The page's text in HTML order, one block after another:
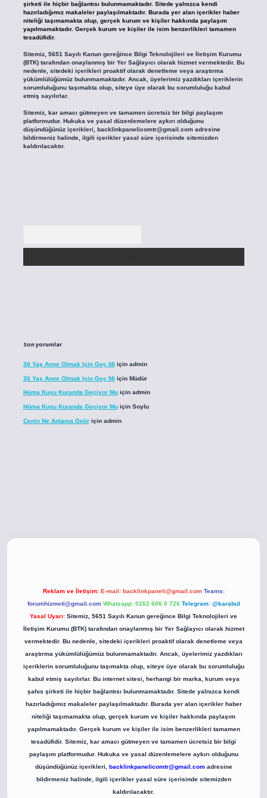
şirketi ile hiçbir bağlantısı bulunmamaktadır. Sitede yalnızca kendi
hazırladığımız makaleler paylaşılmaktadır. Burada yer alan içerikler haber
niteliği taşımamakta olup, gerçek kurum ve kişiler hakkında paylaşım
yapılmamaktadır. Gerçek kurum ve kişiler ile isim benzerlikleri tamamen
tesadüfidir.
Sitemiz, 5651 Sayılı Kanun gereğince Bilgi Teknolojileri ve İletişim Kurumu
(BTK) tarafından onaylanmış bir Yer Sağlayıcı olarak hizmet vermektedir. Bu
nedenle, sitedeki içerikleri proaktif olarak denetleme veya araştırma
yükümlülüğümüz bulunmamaktadır. Ancak, üyelerimiz yazdıkları içeriklerin
sorumluluğunu taşımakta olup, siteye üye olarak bu sorumluluğu kabul
etmiş sayılırlar.
Sitemiz, kar amacı gütmeyen ve tamamen ücretsiz bir bilgi paylaşım
platformudur. Hukuka ve yasal düzenlemelere aykırı olduğunu
düşündüğünüz içerikleri, backlinkpanelicomtr@gmail.comadresine
bildirmeniz halinde, ilgili içerikler yasal süre içerisinde sitemizden
kaldırılacaktır.
Son yorumlar
36 Yaş Anne Olmak Için Geç Mi için admin
36 Yaş Anne Olmak Için Geç Mi için Müdür
Hüma Kuşu Kuranda Geçiyor Muiçin admin
Hüma Kuşu Kuranda Geçiyor Muiçin Soylu
Cenin Ne Anlama Geliriçin admin
Reklam ve İletişim: E-mail: backlinkpaneli@gmail.com Teams:
forumhizmeti@gmail.com Whatsapp: 0262 606 0 726 Telegram: @karabul
Yasal Uyarı: Sitemiz, 5651 Sayılı Kanun gereğince Bilgi Teknolojileri ve
İletişim Kurumu (BTK) tarafından onaylanmış bir Yer Sağlayıcı olarak hizmet
vermektedir. Bu nedenle, sitedeki içerikleri proaktif olarak denetleme veya
araştırma yükümlülüğümüz bulunmamaktadır. Ancak, üyelerimiz yazdıkları
içeriklerin sorumluluğunu taşımakta olup, siteye üye olarak bu sorumluluğu
kabul etmiş sayılırlar. Bu internet sitesi, herhangi bir marka, kurum veya
şahıs şirketi ile hiçbir bağlantısı bulunmamaktadır. Sitede yalnızca kendi
hazırladığımız makaleler paylaşılmaktadır. Burada yer alan içerikler haber
niteliği taşımamakta olup, gerçek kurum ve kişiler hakkında paylaşım
yapılmamaktadır. Gerçek kurum ve kişiler ile isim benzerlikleri tamamen
tesadüfidir. Sitemiz, kar amacı gütmeyen ve tamamen ücretsiz bir bilgi
paylaşım platformudur. Hukuka ve yasal düzenlemelere aykırı olduğunu
düşündüğünüz içerikleri, backlinkpanelicomtr@gmail.comadresine
bildirmeniz halinde, ilgili içerikler yasal süre içerisinde sitemizden
kaldırılacaktır.